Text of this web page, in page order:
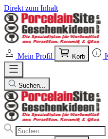
Direkt zum Inhalt
Mein Profil Korb
Suchen...